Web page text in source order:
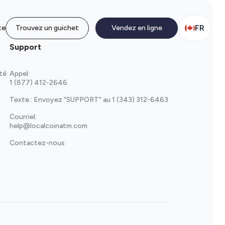
Trouvez un guichet Vendez en ligne FR
Support
Appel:
1 (877) 412-2646
Texte : Envoyez "SUPPORT" au 1 (343) 312-6463
Courriel:
help@localcoinatm.com
Contactez-nous